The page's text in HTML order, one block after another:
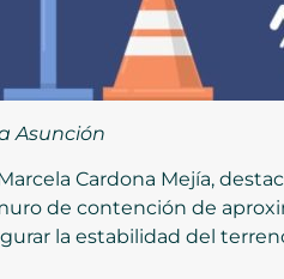
Asunción
Cardona Mejía,
de contención de
la estabilidad del